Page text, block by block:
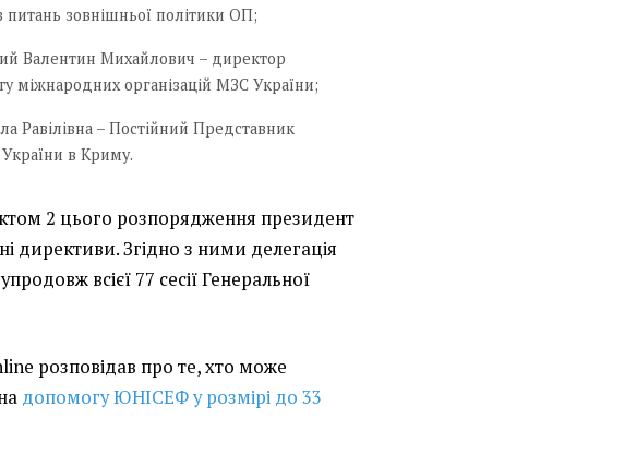
питань зовнішньої політики ОП;
Валентин Михайлович – директор
міжнародних організацій МЗС України;
Равілівна – Постійний Представник
в Криму.
2 цього розпорядження президент
директиви. Згідно з ними делегація
всієї 77 сесії Генеральної
розповідав про те, хто може
допомогу ЮНІСЕФ у розмірі до 33